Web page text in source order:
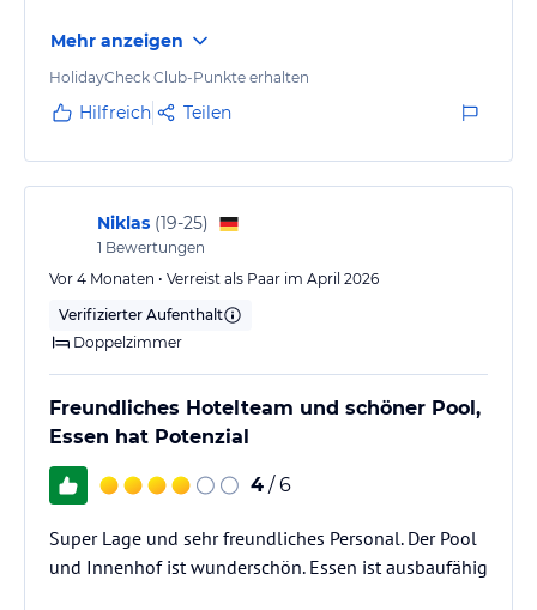
Mehr anzeigen
HolidayCheck Club-Punkte erhalten
Hilfreich Teilen
Niklas (19-25)
1 Bewertungen
Vor 4 Monaten • Verreist als Paar im April 2026
Verifizierter Aufenthalt
Doppelzimmer
Freundliches Hotelteam und schöner Pool,
Essen hat Potenzial
4 / 6
Super Lage und sehr freundliches Personal. Der Pool
und Innenhof ist wunderschön. Essen ist ausbaufähig